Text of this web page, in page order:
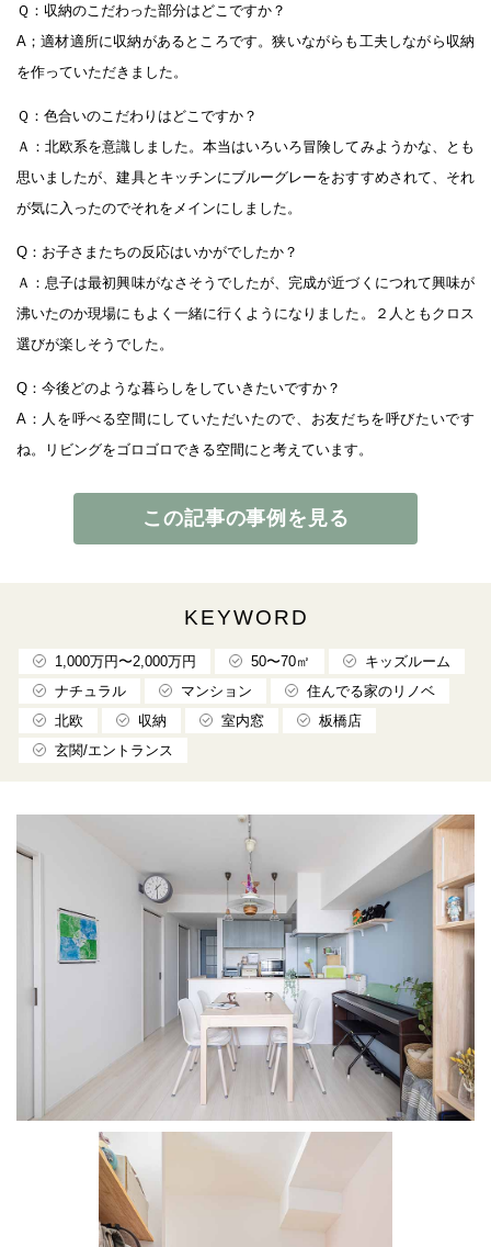
Ｑ：収納のこだわった部分はどこですか？
A；適材適所に収納があるところです。狭いながらも工夫しながら収納
を作っていただきました。
Ｑ：色合いのこだわりはどこですか？
Ａ：北欧系を意識しました。本当はいろいろ冒険してみようかな、とも
思いましたが、建具とキッチンにブルーグレーをおすすめされて、それ
が気に入ったのでそれをメインにしました。
Q：お子さまたちの反応はいかがでしたか？
Ａ：息子は最初興味がなさそうでしたが、完成が近づくにつれて興味が
沸いたのか現場にもよく一緒に行くようになりました。２人ともクロス
選びが楽しそうでした。
Q：今後どのような暮らしをしていきたいですか？
A：人を呼べる空間にしていただいたので、お友だちを呼びたいです
ね。リビングをゴロゴロできる空間にと考えています。
この記事の事例を見る
KEYWORD
1,000万円〜2,000万円 50〜70㎡
キッズルーム
ナチュラル
マンション
住んでる家のリノベ
北欧
収納 室内窓
板橋店
玄関/エントランス